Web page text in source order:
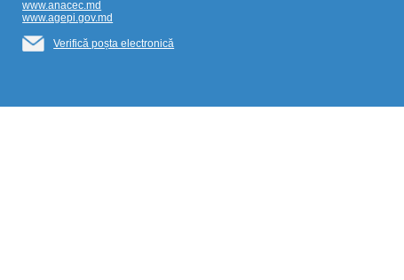
www.anacec.md
www.agepi.gov.md
Verifică poșta electronică